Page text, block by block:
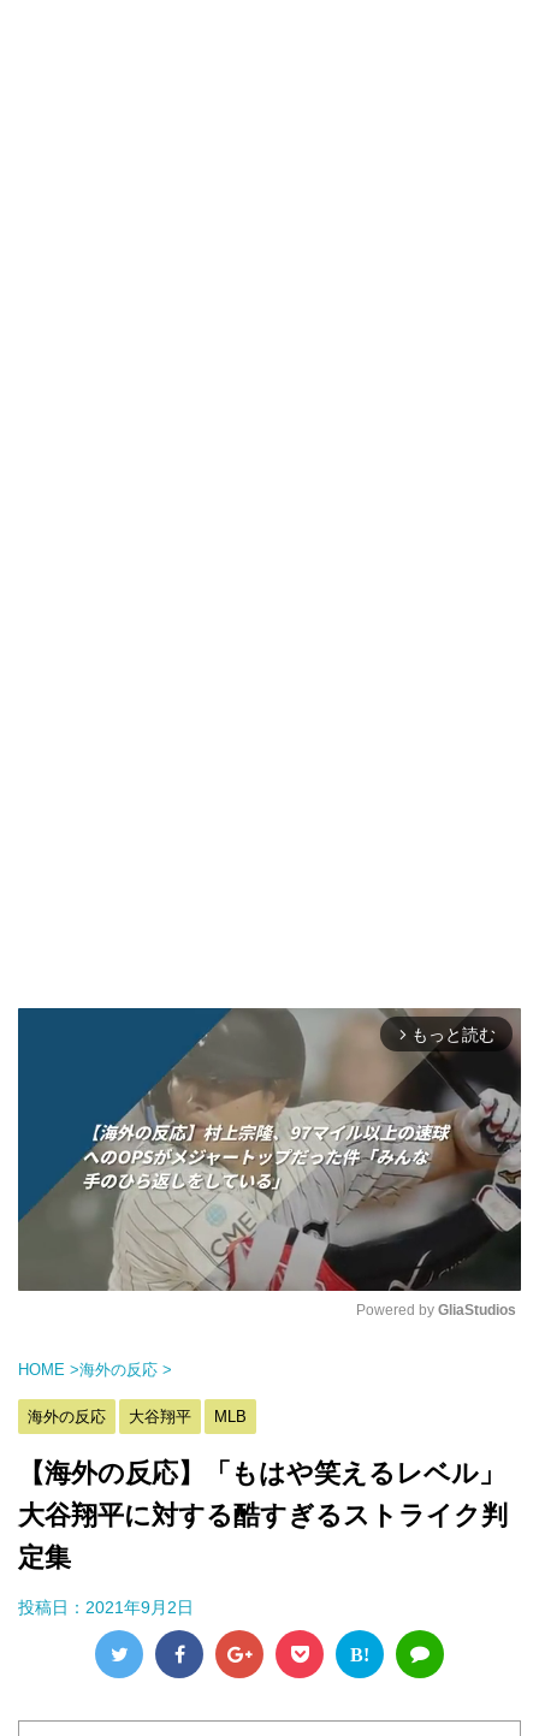
arrow_forward_ios もっと読む
Powered by GliaStudios
HOME >海外の反応 >
海外の反応 大谷翔平 MLB
【海外の反応】「もはや笑えるレベル」
大谷翔平に対する酷すぎるストライク判
定集
投稿日： 2021年9月2日
B!